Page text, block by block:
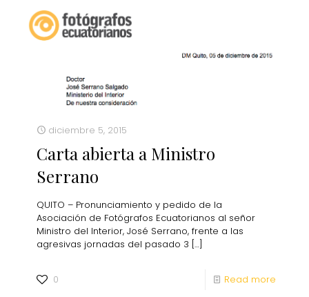
diciembre 5, 2015
Carta abierta a Ministro
Serrano
QUITO – Pronunciamiento y pedido de la
Asociación de Fotógrafos Ecuatorianos al señor
Ministro del Interior, José Serrano, frente a las
agresivas jornadas del pasado 3 […]
0 Read more